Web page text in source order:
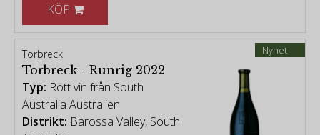
KÖP
Nyhet
Torbreck
Torbreck - Runrig 2022
Typ: Rött vin från South
Australia Australien
Distrikt: Barossa Valley, South